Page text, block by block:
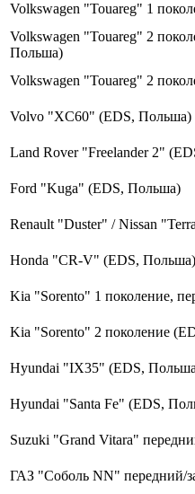
Volkswagen "Touareg" 1
Volkswagen "Touareg" 2
Польша)
Volkswagen "Touareg" 2
Volvo "XC60" (EDS, Польша)
Land Rover "Freelander 2"
Ford "Kuga" (EDS, Польша)
Renault "Duster" / Nissan
Honda "CR-V" (EDS, Польша)
Kia "Sorento" 1 поколение,
Kia "Sorento" 2 поколение
Hyundai "IX35" (EDS,
Hyundai "Santa Fe" (EDS,
Suzuki "Grand Vitara"
ГАЗ "Соболь NN" передний/